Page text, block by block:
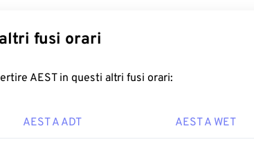
fusi orari
AEST in questi altri fusi orari:
AEST A ADT AEST A WET